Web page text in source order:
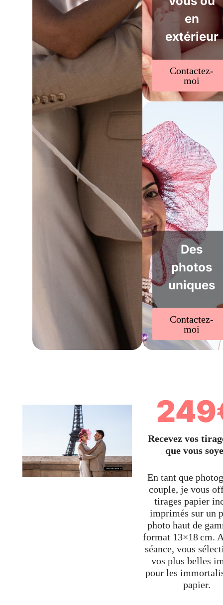
en
extérieur
Contactez-
moi
Des
photos
uniques
Contactez-
moi
Recevez vos
que vous
En tant que
couple, je vous
tirages papier
imprimés sur un
photo haut de
format 13×18 cm.
séance, vous
vos plus belles
pour les
papier.